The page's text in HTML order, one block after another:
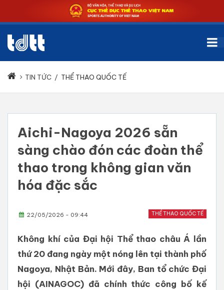
TIN TỨC / THỂ THAO QUỐC TẾ
Aichi-Nagoya 2026 sẵn
sàng chào đón các đoàn thể
thao trong không gian văn
hóa đặc sắc
THỂ THAO QUỐC TẾ
22/05/2026 - 09:44
Không khí của Đại hội Thể thao châu Á lần
thứ 20 đang ngày một nóng lên tại thành phố
Nagoya, Nhật Bản. Mới đây, Ban tổ chức Đại
hội (AINAGOC) đã chính thức công bố kế